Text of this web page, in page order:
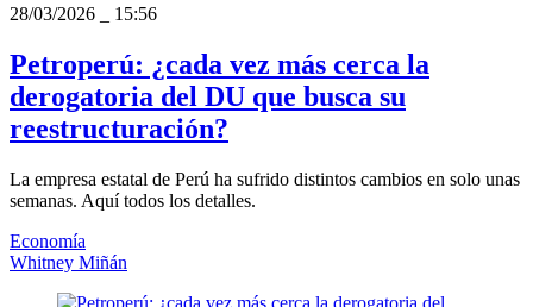
28/03/2026
15:56
Petroperú: ¿cada vez más cerca la
derogatoria del DU que busca su
reestructuración?
La empresa estatal de Perú ha sufrido distintos cambios en solo unas
semanas. Aquí todos los detalles.
Economía
Whitney Miñán